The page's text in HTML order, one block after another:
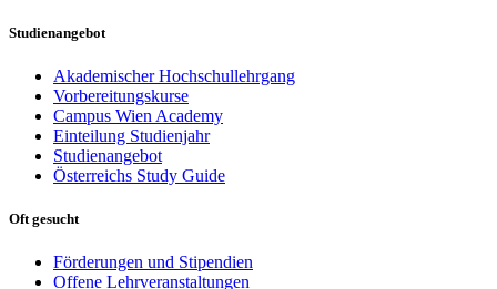
Studienangebot
Akademischer Hochschullehrgang
Vorbereitungskurse
Campus Wien Academy
Einteilung Studienjahr
Studienangebot
Österreichs Study Guide
Oft gesucht
Förderungen und Stipendien
Offene Lehrveranstaltungen